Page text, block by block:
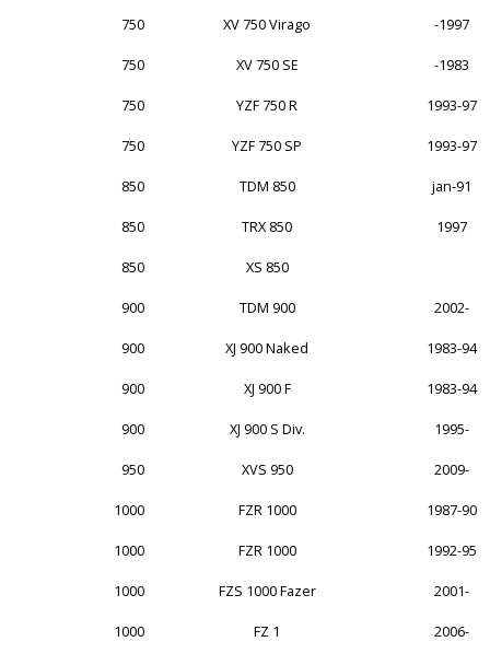
750 XV 750 Virago -1997
750 XV 750 SE -1983
750 YZF 750 R 1993-97
750 YZF 750 SP 1993-97
850 TDM 850 jan-91
850 TRX 850 1997
850 XS 850
900 TDM 900 2002-
900 XJ 900 Naked 1983-94
900 XJ 900 F 1983-94
900 XJ 900 S Div. 1995-
950 XVS 950 2009-
1000 FZR 1000 1987-90
1000 FZR 1000 1992-95
1000 FZS 1000 Fazer 2001-
1000 FZ 1 2006-